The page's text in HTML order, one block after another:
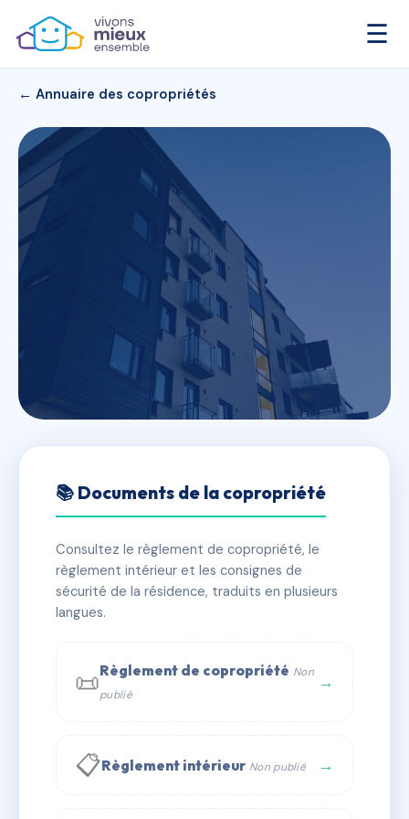
☰
← Annuaire des copropriétés
SDC LE CHAMPAGNE
✓ Immatriculée 🏠 42 lots 🏗 1 bâtiment(s)
📞 Contacter Syndic Digital
📚 Documents de la copropriété
Consultez le règlement de copropriété, le
règlement intérieur et les consignes de
sécurité de la résidence, traduits en plusieurs
langues.
📜Règlement de copropriété Non
publié
→
📋Règlement intérieur Non publié →